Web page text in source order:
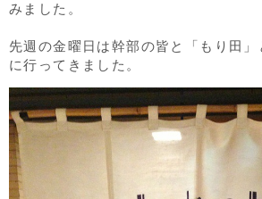
みました。
先週の金曜日は幹部の皆と「もり田
に行ってきました。